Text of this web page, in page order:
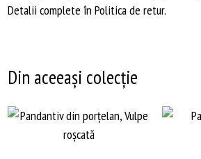
Detalii complete în Politica de retur.
Din aceeași colecție